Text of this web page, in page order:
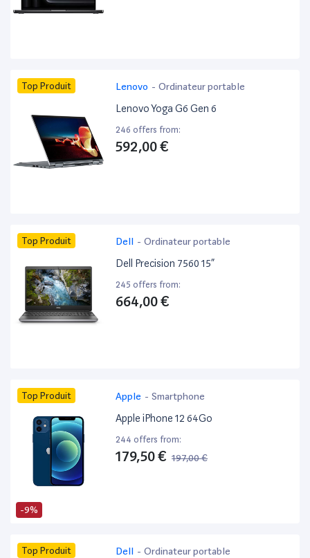
Top Produit Lenovo - Ordinateur portable
Lenovo Yoga G6 Gen 6
246 offers from:
592,00 €
Top Produit Dell - Ordinateur portable
Dell Precision 7560 15”
245 offers from:
664,00 €
-9%
Top Produit Apple - Smartphone
Apple iPhone 12 64Go
244 offers from:
179,50 € 197,00 €
Top Produit Dell - Ordinateur portable